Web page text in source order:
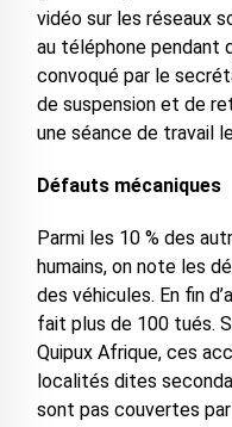
vidéo sur les réseaux
au téléphone pendant
convoqué par le
de suspension et de
une séance de travail
Défauts mécaniques
Parmi les 10 % des
humains, on note les
des véhicules. En fin
fait plus de 100 tués.
Quipux Afrique, ces
localités dites
sont pas couvertes